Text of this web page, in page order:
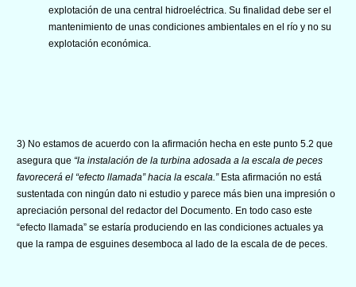
explotación de una central hidroeléctrica. Su finalidad debe ser el
mantenimiento de unas condiciones ambientales en el río y no su
explotación económica.
3) No estamos de acuerdo con la afirmación hecha en este punto 5.2 que
asegura que “la instalación de la turbina adosada a la escala de peces
favorecerá el “efecto llamada” hacia la escala.”Esta afirmación no está
sustentada con ningún dato ni estudio y parece más bien una impresión o
apreciación personal del redactor del Documento. En todo caso este
“efecto llamada” se estaría produciendo en las condiciones actuales ya
que la rampa de esguines desemboca al lado de la escala de de peces.